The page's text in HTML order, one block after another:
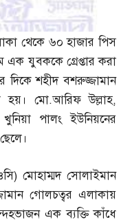
থেকে ৬০ হাজার পিস
এক যুবককে গ্রেপ্তার করা
শহীদ বশরুজ্জামান
হয়। মো.আরিফ উল্লাহ,
পালং ইউনিয়নের
)মোহাম্মদ সোলাইমান
গোলচত্বর এলাকায়
এক ব্যক্তি কাঁধে